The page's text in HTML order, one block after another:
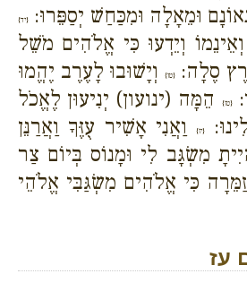
וּמֵאָלָה וּמִכַּחַשׁ יְסַפֵּרוּ:
{יד}
וְיֵדְעוּ כִּי אֱלֹהִים מֹשֵׁל
סֶלָה:{טו}
וְיָשׁוּבוּ לָעֶרֶב יֶהֱמוּ
{טז}
הֵמָּה (ינועון) יְנִיעוּן לֶאֱכֹל
{יז}
וַאֲנִי אָשִׁיר עֻזֶּךָ וַאֲרַנֵּן
מִשְׂגָּב לִי וּמָנוֹס בְּיוֹם צַר
כִּי אֱלֹהִים מִשְׂגַּבִּי אֱלֹהֵי
עז